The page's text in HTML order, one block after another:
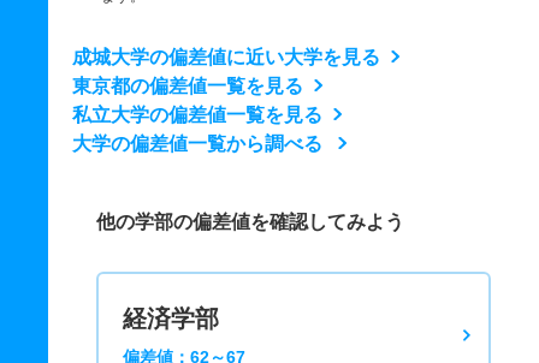
成城大学の偏差値に近い大学を見る
東京都の偏差値一覧を見る
私立大学の偏差値一覧を見る
大学の偏差値一覧から調べる
他の学部の偏差値を確認してみよう
経済学部
偏差値：62～67